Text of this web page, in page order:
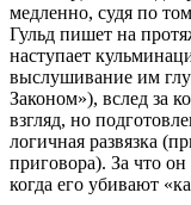
медленно, судя по
Гульд пишет на
наступает
выслушивание им
Законом»), вслед за
взгляд, но
логичная развязка
приговора). За что
когда его убивают